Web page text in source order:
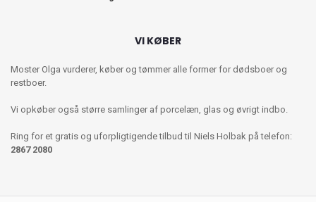
VI KØBER
Moster Olga vurderer, køber og tømmer alle former for dødsboer og
restboer.
Vi opkøber også større samlinger af porcelæn, glas og øvrigt indbo.
Ring for et gratis og uforpligtigende tilbud til Niels Holbak på telefon:
2867 2080